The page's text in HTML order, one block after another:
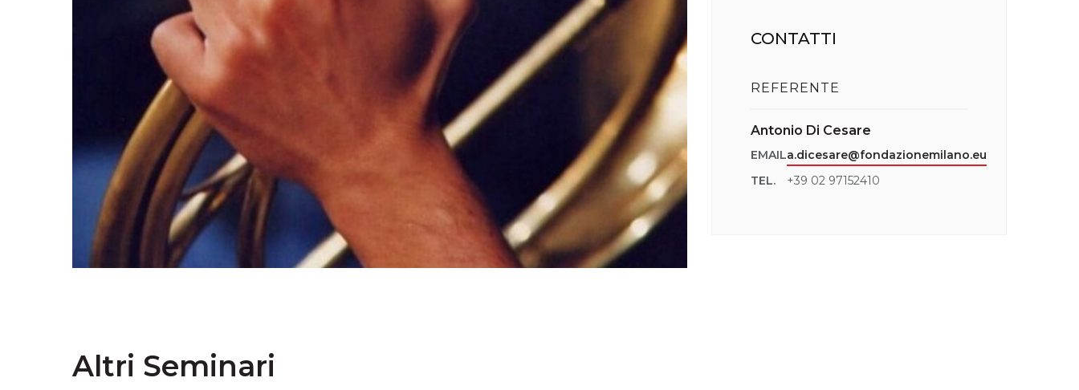
CONTATTI
REFERENTE
Antonio Di Cesare
EMAILa.dicesare@fondazionemilano.eu
TEL.
+39 02 97152410
Altri Seminari